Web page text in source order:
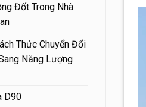
Đốt Trong Nhà
Thức Chuyển Đổi
Năng Lượng
D90